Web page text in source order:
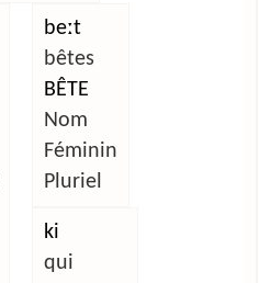
beːt
bêtes
BÊTE
Nom
Féminin
Pluriel
ki
qui